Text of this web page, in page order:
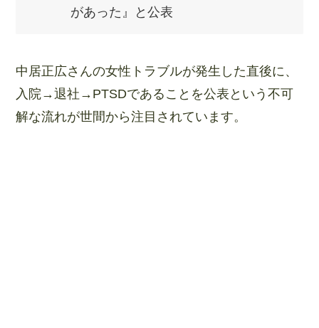
があった』と公表
中居正広さんの女性トラブルが発生した直後に、
入院→退社→PTSDであることを公表という不可
解な流れが世間から注目されています。